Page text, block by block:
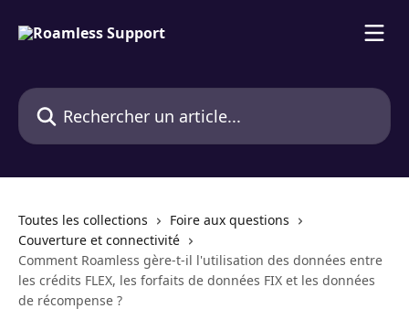
Rechercher un article...
Toutes les collections
Foire aux questions
Couverture et connectivité
Comment Roamless gère-t-il l'utilisation des données entre
les crédits FLEX, les forfaits de données FIX et les données
de récompense ?